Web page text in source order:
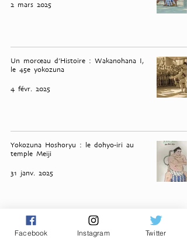
2 mars 2025
Un morceau d’Histoire : Wakanohana I,
le 45e yokozuna
4 févr. 2025
Yokozuna Hoshoryu : le dohyo-iri au
temple Meiji
31 janv. 2025
Yokozuna Hoshoryu : la corde blanche
est prête !
Facebook Instagram Twitter